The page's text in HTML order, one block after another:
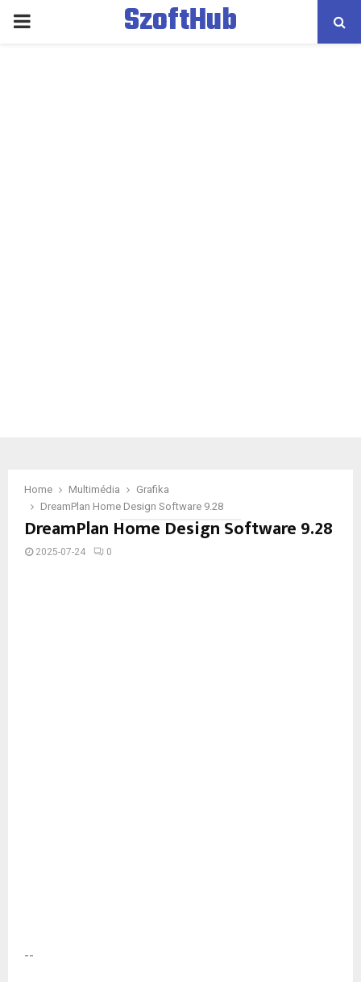
PRIMARY
SzoftHub
Home Multimédia
Grafika
DreamPlan Home Design Software 9.28
DreamPlan Home Design Software 9.28
2025-07-24 0
--